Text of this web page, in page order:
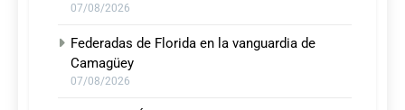
07/08/2026
Federadas de Florida en la vanguardia de
Camagüey
07/08/2026